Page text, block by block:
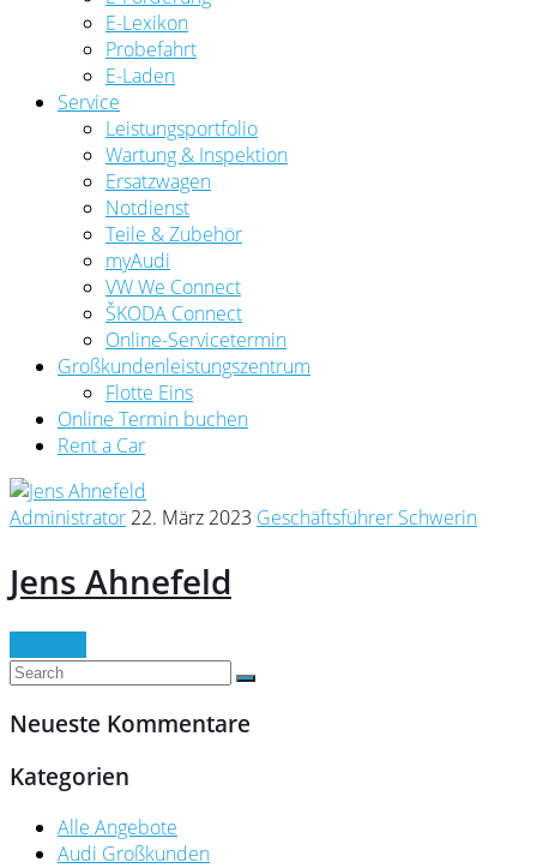
E-Lexikon
Probefahrt
E-Laden
Service
Leistungsportfolio
Wartung & Inspektion
Ersatzwagen
Notdienst
Teile & Zubehör
myAudi
VW We Connect
ŠKODA Connect
Online-Servicetermin
Großkundenleistungszentrum
Flotte Eins
Online Termin buchen
Rent a Car
Administrator 22. März 2023 Geschäftsführer Schwerin
Jens Ahnefeld
Neueste Kommentare
Kategorien
Alle Angebote
Audi Großkunden